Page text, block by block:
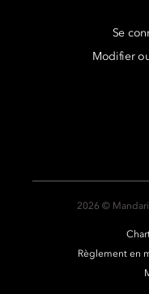
Se
Modifier
2026 ©
Règlement en